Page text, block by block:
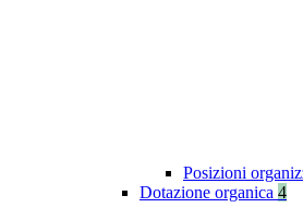
Posizioni
Dotazione organica 4